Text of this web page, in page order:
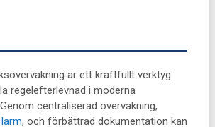
är ett kraftfullt verktyg
regelefterlevnad i moderna
centraliserad övervakning,
, och förbättrad dokumentation kan